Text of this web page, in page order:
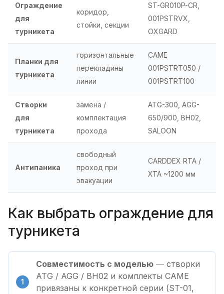
Ограждение
для
турникета
коридор,
стойки, секции
ST-GR010P-CR,
001PSTRVX,
OXGARD
Планки для
турникета
горизонтальные
перекладины
линии
CAME
001PSTRT050 /
001PSTRT100
Створки
для
турникета
замена /
комплектация
прохода
ATG-300, AGG-
650/900, BH02,
SALOON
Антипаника
свободный
проход при
эвакуации
CARDDEX RTA /
XTA ~1200 мм
Как выбрать ограждение для
турникета
Совместимость с моделью — створки
ATG / AGG / BH02 и комплекты CAME
привязаны к конкретной серии (ST-01,